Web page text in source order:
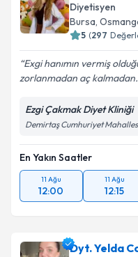
Diyetisyen
Bursa,
5 (297
Exgi hanımın vermiş
zorlanmadan aç
Ezgi Çakmak Diyet Kliniği
Demirtaş Cumhuriyet
En Yakın Saatler
11 Ağu
12:00
11 Ağu
12:15
Dyt. Yelda